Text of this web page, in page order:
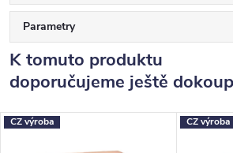
Parametry
K tomuto produktu
doporučujeme ještě
CZ výroba CZ výroba